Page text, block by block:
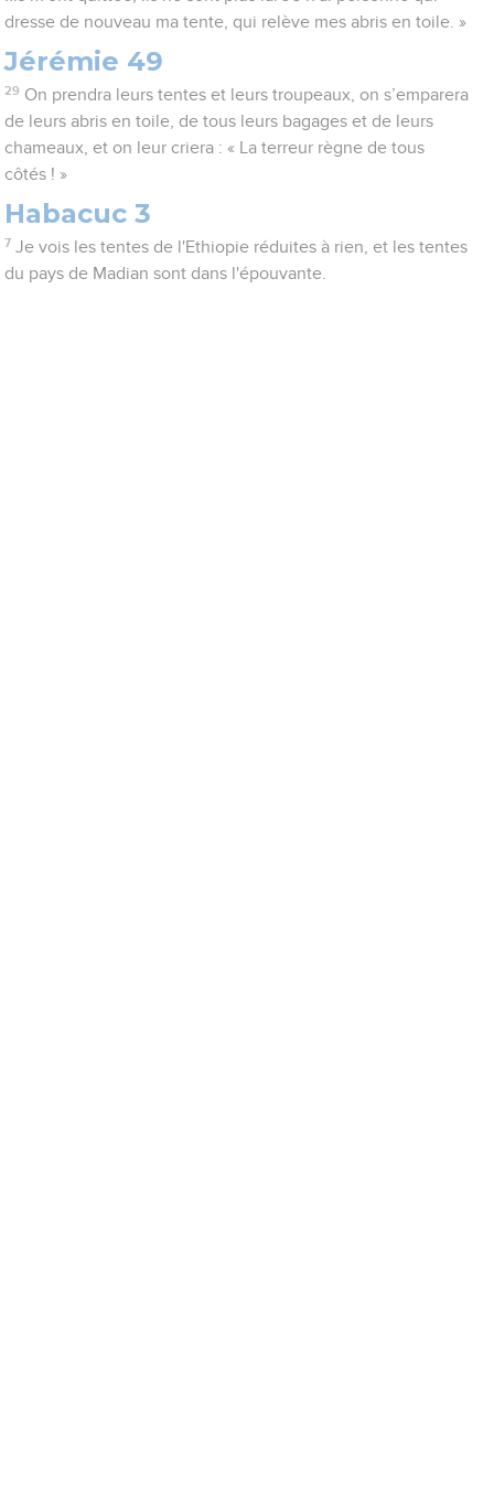
dresse de nouveau ma tente, qui relève mes abris en toile. »
Jérémie 49
29 On prendra leurs tentes et leurs troupeaux, on s’emparera
de leurs abris en toile, de tous leurs bagages et de leurs
chameaux, et on leur criera : « La terreur règne de tous
côtés ! »
Habacuc 3
7 Je vois les tentes de l'Ethiopie réduites à rien, et les tentes
du pays de Madian sont dans l'épouvante.